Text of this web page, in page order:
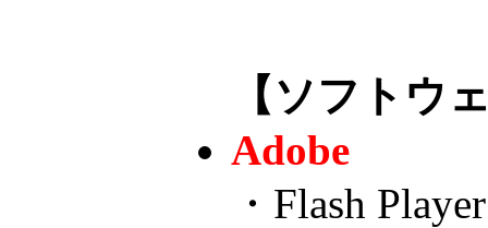
【ソフトウ
Adobe
・Flash